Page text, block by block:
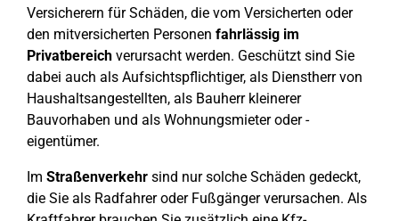
Versicherern für Schäden, die vom Versicherten oder
den mitversicherten Personen fahrlässig im
Privatbereich verursacht werden. Geschützt sind Sie
dabei auch als Aufsichtspflichtiger, als Dienstherr von
Haushaltsangestellten, als Bauherr kleinerer
Bauvorhaben und als Wohnungsmieter oder -
eigentümer.
Im Straßenverkehr sind nur solche Schäden gedeckt,
die Sie als Radfahrer oder Fußgänger verursachen. Als